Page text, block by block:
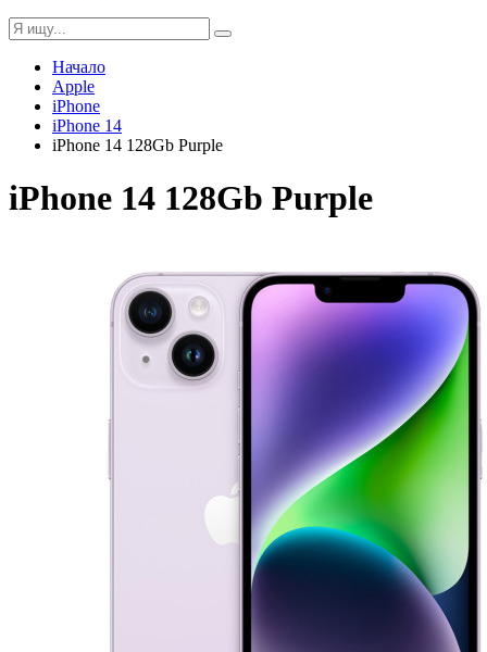
Начало
Apple
iPhone
iPhone 14
iPhone 14 128Gb Purple
iPhone 14 128Gb Purple